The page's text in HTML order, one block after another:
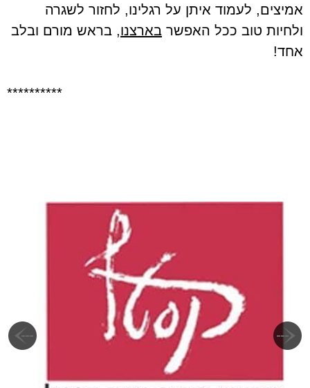
אמיצים, לעמוד איתן על רגלינו, לחזור לשגרה
ולחיות טוב ככל האפשר בארצנו, בראש מורם ובלב
אחד!
**********